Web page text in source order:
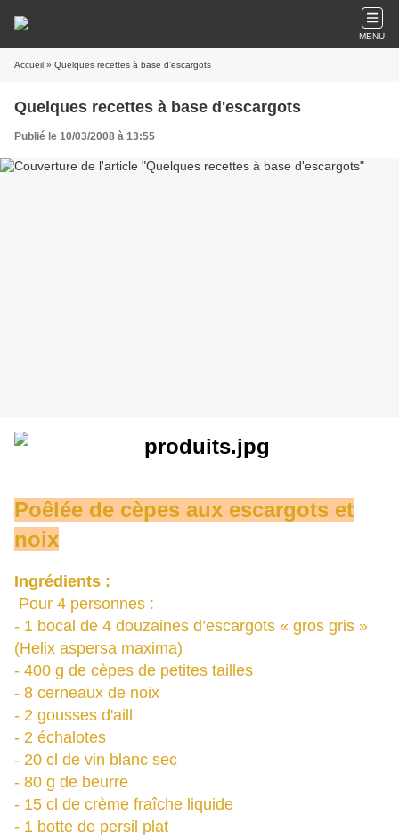
MENU
Accueil » Quelques recettes à base d'escargots
Quelques recettes à base d'escargots
Publié le 10/03/2008 à 13:55
Poêlée de cèpes aux escargots et
noix
Ingrédients :
Pour 4 personnes :
- 1 bocal de 4 douzaines d’escargots « gros gris »
(Helix aspersa maxima)
- 400 g de cèpes de petites tailles
- 8 cerneaux de noix
- 2 gousses d'ail
- 2 échalotes
- 20 cl de vin blanc sec
- 80 g de beurre
- 15 cl de crème fraîche liquide
- 1 botte de persil plat